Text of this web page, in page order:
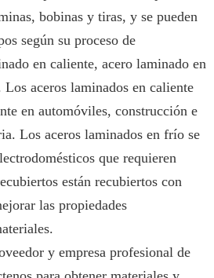
bobinas y tiras, y se pueden
según su proceso de
en caliente, acero laminado en
aceros laminados en caliente
en automóviles, construcción e
Los aceros laminados en frío se
que requieren
están recubiertos con
las propiedades
y empresa profesional de